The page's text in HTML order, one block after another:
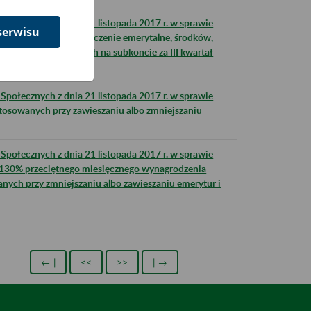
z dnia 21 listopada 2017 r. w sprawie
składek na ubezpieczenie emerytalne, środków,
zewidencjonowanych na subkoncie za III kwartał
z dnia 21 listopada 2017 r. w sprawie
przy zawieszaniu albo zmniejszaniu
z dnia 21 listopada 2017 r. w sprawie
przeciętnego miesięcznego wynagrodzenia
przy zmniejszaniu albo zawieszaniu emerytur i
← | << >> | →